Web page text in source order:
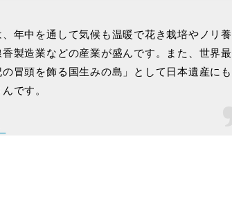
年中を通して気候も温暖で花き栽培やノリ養
製造業などの産業が盛んです。また、世界最
冒頭を飾る国生みの島」として日本遺産にも
です。